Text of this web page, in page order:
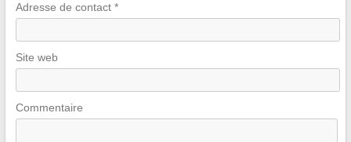
Adresse de contact *
Site web
Commentaire